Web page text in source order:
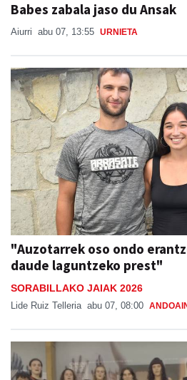
Babes zabala jaso du Ansak
Aiurri abu 07, 13:55 URNIETA
"Auzotarrek oso ondo
daude laguntzeko prest"
SORABILLAKO JAIAK 2026
Lide Ruiz Telleria abu 07, 08:00